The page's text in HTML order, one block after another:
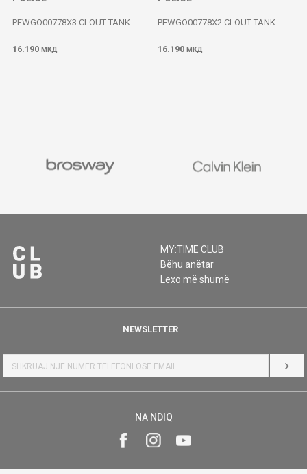
PEWGO00778X3 CLOUT TANK
16.190 МКД
PEWGO00778X2 CLOUT TANK
16.190 МКД
MY:TIME CLUB
Bëhu anëtar
Lexo më shumë
NEWSLETTER
HYR
NA NDIQ